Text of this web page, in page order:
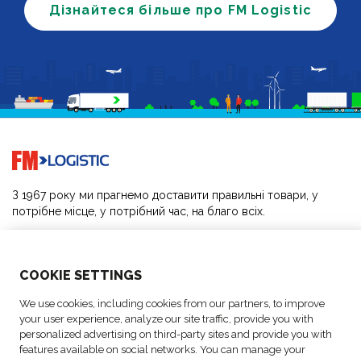
COOKIE SETTINGS
We use cookies, including cookies from our partners, to improve
your user experience, analyze our site traffic, provide you with
personalized advertising on third-party sites and provide you with
features available on social networks. You can manage your
Дізнайтеся більше про FM Logistic
Go to home page
З 1967 року ми прагнемо доставити правильні товари, у
потрібне місце, у потрібний час, на благо всіх.
ДІЯЛЬНІСТЬ